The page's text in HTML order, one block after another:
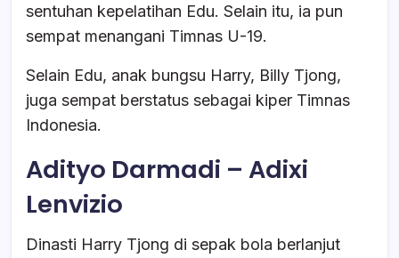
sentuhan kepelatihan Edu. Selain itu, ia pun
sempat menangani Timnas U-19.
Selain Edu, anak bungsu Harry, Billy Tjong,
juga sempat berstatus sebagai kiper Timnas
Indonesia.
Adityo Darmadi – Adixi
Lenvizio
Dinasti Harry Tjong di sepak bola berlanjut